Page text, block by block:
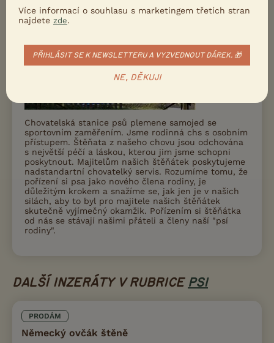
Daffy Doogie Lebaya Samoyed
Beauty Bayley Samoyed-devět mostů
Chovatelská stanice psů plemene samojed se
sportovním zaměřením. Jsme rodinná chs s osobním
přístupem. Štěňata z našeho chovu jsou odchována
s největší péčí a láskou, kterou jim jsme schopni
poskytnout. Majitelům našich štěňátek poskytujeme
nadstandartní chovatelký servis. Rozumíme tomu, že
pořízení si psa jako nového člena rodiny, je
důležitým krokem a snažíme se, jak jen je v našich
silách, aby to byl pro majitele našich štěňátek
skutečně vyjímečný okamžik. Pořízením si štěňátka
od nás se stávají našimi přáteli a členy naší "psí
rodiny".
DALŠÍ INZERÁTY V RUBRICE PSI
PRODÁM
Německý ovčák štěně
Více informací o souhlasu s marketingem třetích stran
najdete zde.
PŘIHLÁSIT SE K NEWSLETTERU A VYZVEDNOUT DÁREK. 🎁
NE, DĚKUJI